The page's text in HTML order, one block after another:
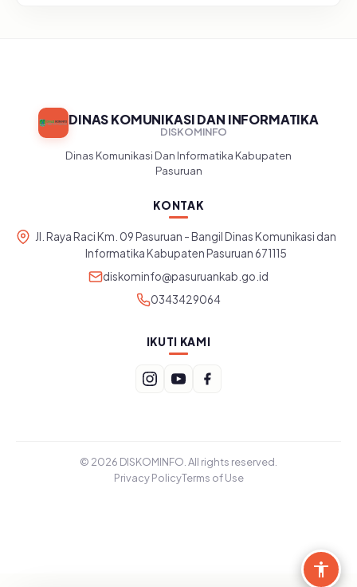
DINAS KOMUNIKASI DAN INFORMATIKA
DISKOMINFO
Dinas Komunikasi Dan Informatika Kabupaten
Pasuruan
KONTAK
Jl. Raya Raci Km. 09 Pasuruan - Bangil Dinas Komunikasi dan
Informatika Kabupaten Pasuruan 671115
diskominfo@pasuruankab.go.id
0343429064
IKUTI KAMI
© 2026 DISKOMINFO. All rights reserved.
Privacy PolicyTerms of Use